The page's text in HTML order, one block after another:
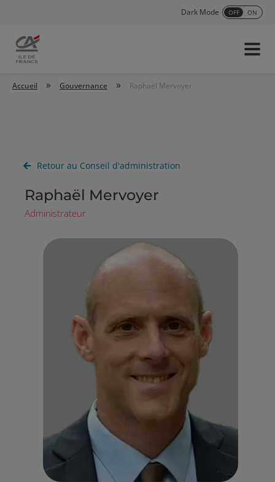
Dark Mode OFF ON
Accueil
Menu
Accueil » Gouvernance » Raphaël Mervoyer
Retour au Conseil d'administration
Raphaël Mervoyer
Administrateur